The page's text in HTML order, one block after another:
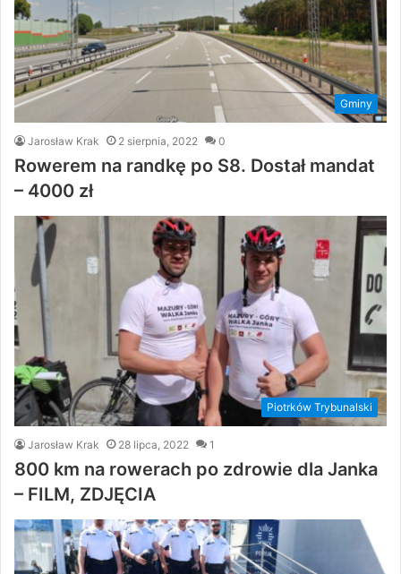
Gminy
Jarosław Krak 2 sierpnia, 2022 0
Rowerem na randkę po S8. Dostał mandat
– 4000 zł
Piotrków Trybunalski
Jarosław Krak 28 lipca, 2022 1
800 km na rowerach po zdrowie dla Janka
– FILM, ZDJĘCIA